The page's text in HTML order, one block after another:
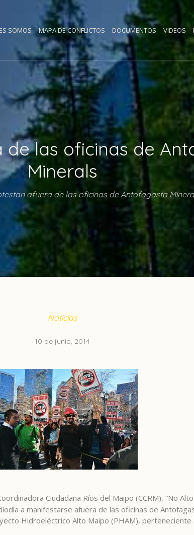
SOMOS MAPA DE CONFLICTOS DOCUMENTOS VIDEOS
de las oficinas de
Minerals
afuera de las oficinas de Antofagasta
Noticias
10 de junio, 2014
Ciudadana Ríos del Maipo (CCRM), “No
a manifestarse afuera de las oficinas de
Hidroeléctrico Alto Maipo (PHAM), perteneciente